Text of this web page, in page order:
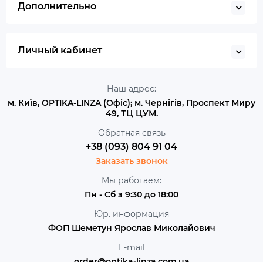
Дополнительно
Личный кабинет
Наш адрес:
м. Київ, OPTIKA-LINZA (Офіс); м. Чернігів, Проспект Миру
49, ТЦ ЦУМ.
Обратная связь
+38 (093) 804 91 04
Заказать звонок
Мы работаем:
Пн - Сб з 9:30 до 18:00
Юр. информация
ФОП Шеметун Ярослав Миколайович
E-mail